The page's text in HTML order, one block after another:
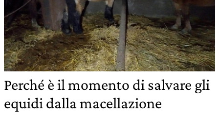
Perché è il momento di salvare gli
equidi dalla macellazione